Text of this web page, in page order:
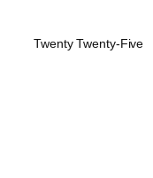
Twenty Twenty-Five